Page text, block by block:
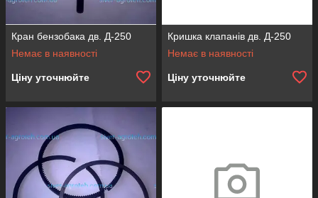
Кран бензобака дв. Д-250
Немає в наявності
Ціну уточнюйте
Кришка клапанів дв. Д-250
Немає в наявності
Ціну уточнюйте